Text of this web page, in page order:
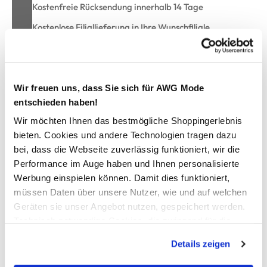
Wir freuen uns, dass Sie sich für AWG Mode
entschieden haben!
Wir möchten Ihnen das bestmögliche Shoppingerlebnis
bieten. Cookies und andere Technologien tragen dazu
bei, dass die Webseite zuverlässig funktioniert, wir die
Performance im Auge haben und Ihnen personalisierte
Werbung einspielen können. Damit dies funktioniert,
müssen Daten über unsere Nutzer, wie und auf welchen
Geräten sie unser Angebot nutzen, gespeichert werden.
werden, werden bei der Nutzung der Webseite auf jeden
Fall gesetzt. Cookies von Drittanbietern für Analyse- oder
Details zeigen
Kostenfreie Rücksendung innerhalb 14 Tage
Kostenlose Filiallieferung in Ihre Wunschfiliale
Herren Jogginghose mit Logoprint
angenehme Jogginghose von Champion
mit Gummizug und integrierter Kordel
zwei seitliche Eingriffstaschen
Logoschriftzug am linken Bein
Bündchen am Beinende